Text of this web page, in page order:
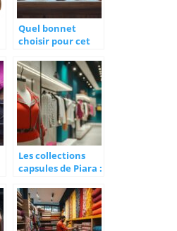
Quel bonnet
choisir pour cet
meilleurs bonnets
anti-UV pour skier
Les collections
capsules de Piara :
qui transforment
la mode ethique